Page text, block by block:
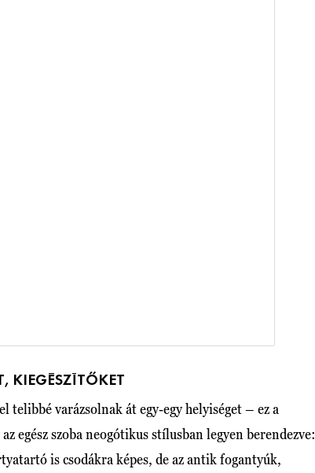
KIEGÉSZÍTŐKET
telibbé varázsolnak át egy-egy helyiséget – ez a
egész szoba neogótikus stílusban legyen berendezve:
is csodákra képes, de az antik fogantyúk,